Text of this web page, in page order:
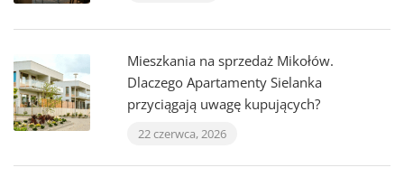
Mieszkania na sprzedaż Mikołów.
Dlaczego Apartamenty Sielanka
przyciągają uwagę kupujących?
22 czerwca, 2026